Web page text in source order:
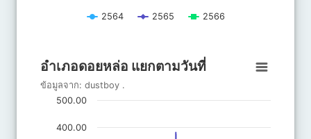
2564 2565 2566
อำเภอดอยหล่อ แยกตามวันที่
Line chart with 3 lines.
ข้อมูลจาก: dustboy .
The chart has 1 Y axis displaying จำนวน. Data ranges from 0 to
อำเภอดอยหล่อ แยกตามวันที่
ข้อมูลจาก: dustboy .
400.00
500.00